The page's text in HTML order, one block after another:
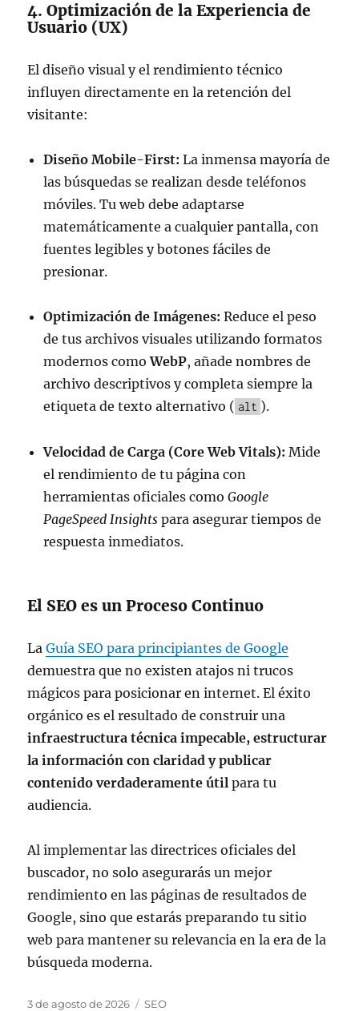
4. Optimización de la Experiencia de
Usuario (UX)
El diseño visual y el rendimiento técnico
influyen directamente en la retención del
visitante:
Diseño Mobile-First: La inmensa mayoría de
las búsquedas se realizan desde teléfonos
móviles. Tu web debe adaptarse
matemáticamente a cualquier pantalla, con
fuentes legibles y botones fáciles de
presionar.
Optimización de Imágenes: Reduce el peso
de tus archivos visuales utilizando formatos
modernos comoWebP, añade nombres de
archivo descriptivos y completa siempre la
etiqueta de texto alternativo ( alt ).
Velocidad de Carga (Core Web Vitals): Mide
el rendimiento de tu página con
herramientas oficiales comoGoogle
PageSpeed Insights para asegurar tiempos de
respuesta inmediatos.
El SEO es un Proceso Continuo
LaGuía SEO para principiantes de Google
demuestra que no existen atajos ni trucos
mágicos para posicionar en internet. El éxito
orgánico es el resultado de construir una
infraestructura técnica impecable, estructurar
la información con claridad y publicar
contenido verdaderamente útil para tu
audiencia.
Al implementar las directrices oficiales del
buscador, no solo asegurarás un mejor
rendimiento en las páginas de resultados de
Google, sino que estarás preparando tu sitio
web para mantener su relevancia en la era de la
búsqueda moderna.
Publicado
3 de agosto de 2026 Categorías
SEO